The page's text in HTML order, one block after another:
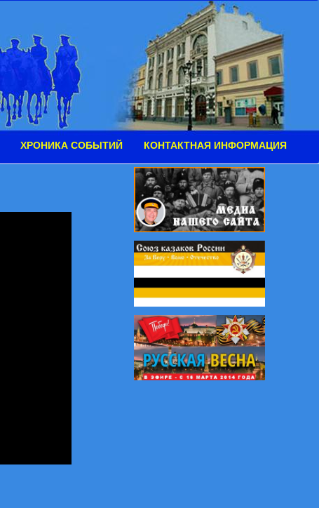
ХРОНИКА СОБЫТИЙ КОНТАКТНАЯ ИНФОРМАЦИЯ